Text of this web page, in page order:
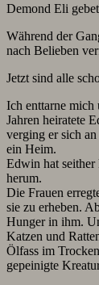
Demond Eli
Während der
nach Belieben
Jetzt sind alle
Ich enttarne mich
Jahren heiratete
verging er sich
ein Heim.
Edwin hat seither
herum.
Die Frauen
sie zu erheben.
Hunger in ihm.
Katzen und
Ölfass im
gepeinigte